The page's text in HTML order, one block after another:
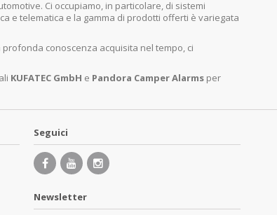
Ci occupiamo, in particolare, di sistemi
e telematica e la gamma di prodotti offerti è variegata
conoscenza acquisita nel tempo, ci
KUFATEC GmbH e Pandora Camper Alarms per
Seguici
Newsletter